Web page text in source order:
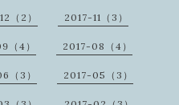
（2） 2017-11（3）
（4） 2017-08（4）
（3） 2017-05（3）